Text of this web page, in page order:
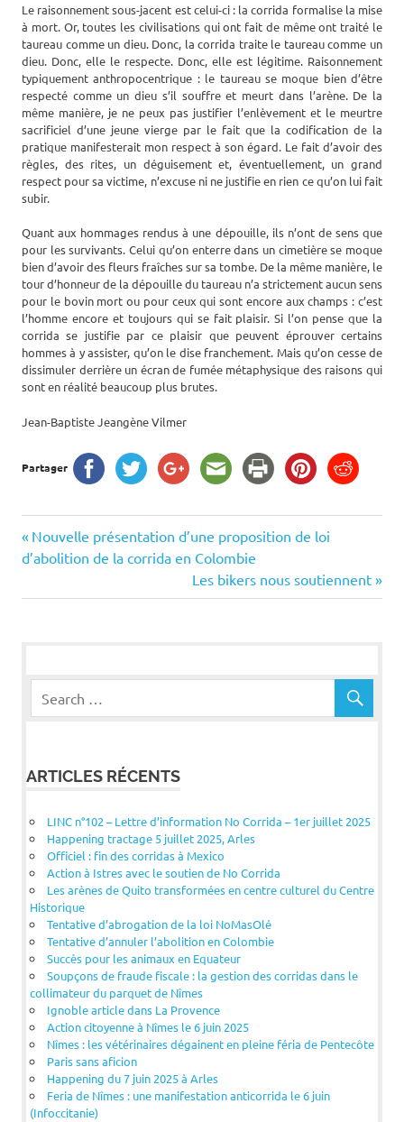
Le raisonnement sous-jacent est celui-ci : la corrida formalise la mise
à mort. Or, toutes les civilisations qui ont fait de même ont traité le
taureau comme un dieu. Donc, la corrida traite le taureau comme un
dieu. Donc, elle le respecte. Donc, elle est légitime. Raisonnement
typiquement anthropocentrique : le taureau se moque bien d’être
respecté comme un dieu s’il souffre et meurt dans l’arène. De la
même manière, je ne peux pas justifier l’enlèvement et le meurtre
sacrificiel d’une jeune vierge par le fait que la codification de la
pratique manifesterait mon respect à son égard. Le fait d’avoir des
règles, des rites, un déguisement et, éventuellement, un grand
respect pour sa victime, n’excuse ni ne justifie en rien ce qu’on lui fait
subir.
Quant aux hommages rendus à une dépouille, ils n’ont de sens que
pour les survivants. Celui qu’on enterre dans un cimetière se moque
bien d’avoir des fleurs fraîches sur sa tombe. De la même manière, le
tour d’honneur de la dépouille du taureau n’a strictement aucun sens
pour le bovin mort ou pour ceux qui sont encore aux champs : c’est
l’homme encore et toujours qui se fait plaisir. Si l’on pense que la
corrida se justifie par ce plaisir que peuvent éprouver certains
hommes à y assister, qu’on le dise franchement. Mais qu’on cesse de
dissimuler derrière un écran de fumée métaphysique des raisons qui
sont en réalité beaucoup plus brutes.
Jean-Baptiste Jeangène Vilmer
Partager
Navigation
Previous
Post:
Nouvelle présentation d’une proposition de loi
d’abolition de la corrida en Colombie
Next
Post:
Les bikers nous soutiennent
ARTICLES RÉCENTS
LINC n°102 – Lettre d’information No Corrida – 1er juillet 2025
Happening tractage 5 juillet 2025, Arles
Officiel : fin des corridas à Mexico
Action à Istres avec le soutien de No Corrida
Les arènes de Quito transformées en centre culturel du Centre
Historique
Tentative d’abrogation de la loi NoMasOlé
Tentative d’annuler l’abolition en Colombie
Succès pour les animaux en Equateur
Soupçons de fraude fiscale : la gestion des corridas dans le
collimateur du parquet de Nîmes
Ignoble article dans La Provence
Action citoyenne à Nîmes le 6 juin 2025
Nîmes : les vétérinaires dégainent en pleine féria de Pentecôte
Paris sans aficion
Happening du 7 juin 2025 à Arles
Feria de Nîmes : une manifestation anticorrida le 6 juin
(Infoccitanie)